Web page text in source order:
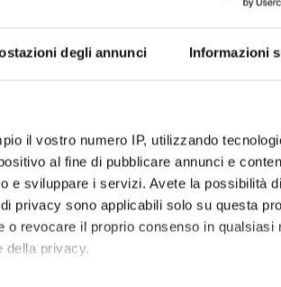
degli annunci Informazioni
il vostro numero IP, utilizzando
al fine di pubblicare annunci e
e sviluppare i servizi. Avete la possibilità
privacy sono applicabili solo su questa
revocare il proprio consenso in qualsiasi
della privacy.
dello sport del nostro territorio hanno
Marta Pagnini, Chiara Tabani, Stefano
campioni nella vita e nello sport.